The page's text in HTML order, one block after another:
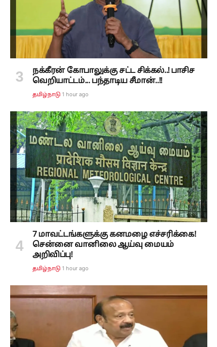
நக்கீரன் கோபாலுக்கு சட்ட சிக்கல்..! பாசிச
வெறியாட்டம்... பந்தாடிய சீமான்..!!
தமிழ்நாடு 1 hour ago
7 மாவட்டங்களுக்கு கனமழை எச்சரிக்கை!
சென்னை வானிலை ஆய்வு மையம்
அறிவிப்பு!
தமிழ்நாடு 1 hour ago